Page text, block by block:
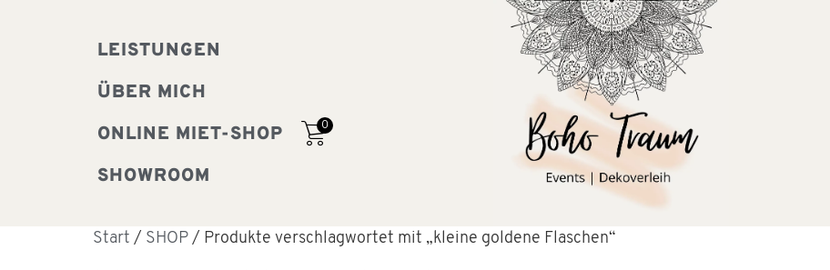
LEISTUNGEN
ÜBER MICH
ONLINE MIET-SHOP
SHOWROOM
0
Start / SHOP / Produkte verschlagwortet mit „kleine goldene Flaschen“